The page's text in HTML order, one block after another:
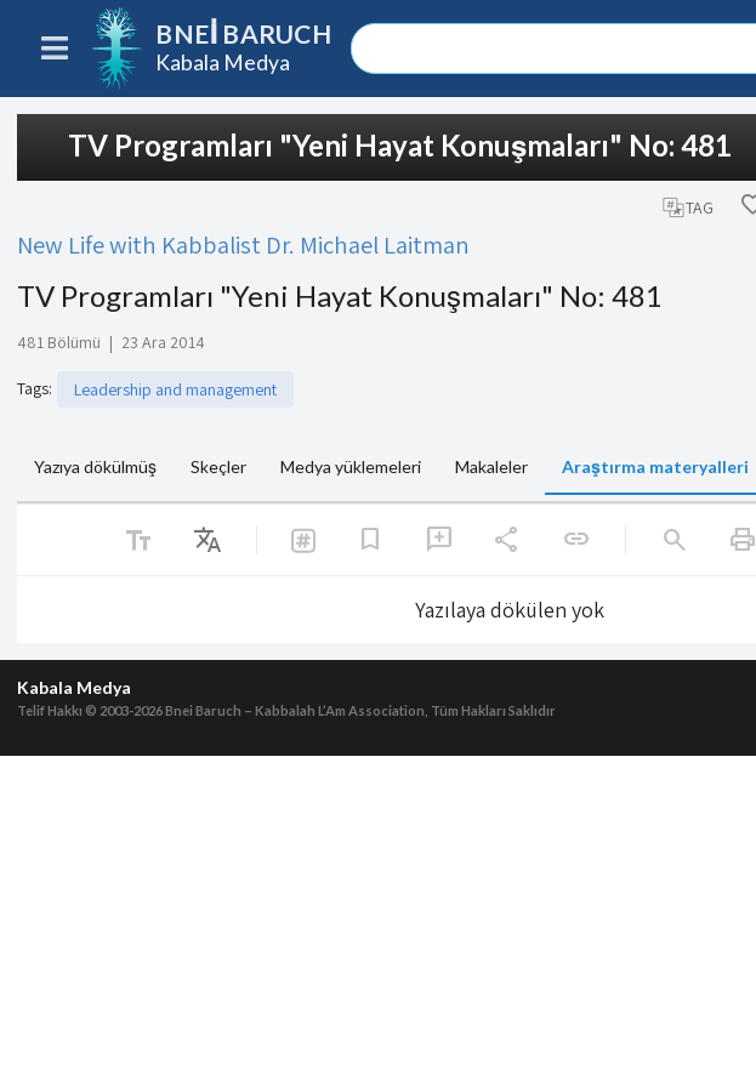
BNEI BARUCH
Kabala Medya
TV Programları "Yeni Hayat Konuşmaları" No: 481
TAG
New Life with Kabbalist Dr. Michael Laitman
TV Programları "Yeni Hayat Konuşmaları" No: 481
481 Bölümü | 23 Ara 2014
Tags: Leadership and management
Yazıya dökülmüş Skeçler Medya yüklemeleri Makaleler Araştırma materyalleri
text_fields Translate bookmark add_comment share link search print
Yazılaya dökülen yok
Kabala Medya
Telif Hakkı © 2003-2026Bnei Baruch – Kabbalah L’Am Association, Tüm Hakları Saklıdır